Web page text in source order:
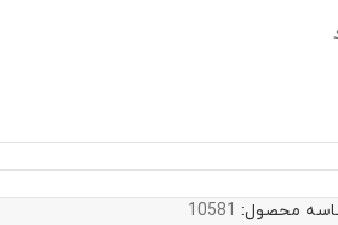
محصول: 10581